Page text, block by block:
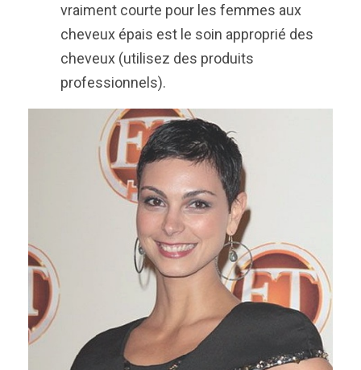
vraiment courte pour les femmes aux
cheveux épais est le soin approprié des
cheveux (utilisez des produits
professionnels).